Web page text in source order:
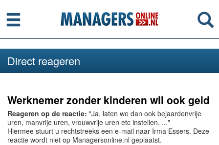
Menu
Direct reageren
Werknemer zonder kinderen wil ook geld
Reageren op de reactie: "Ja, laten we dan ook bejaardenvrije
uren, manvrije uren, vrouwvrije uren etc instellen. ..."
Hiermee stuurt u rechtstreeks een e-mail naar Irma Essers. Deze
reactie wordt niet op Managersonline.nl geplaatst.